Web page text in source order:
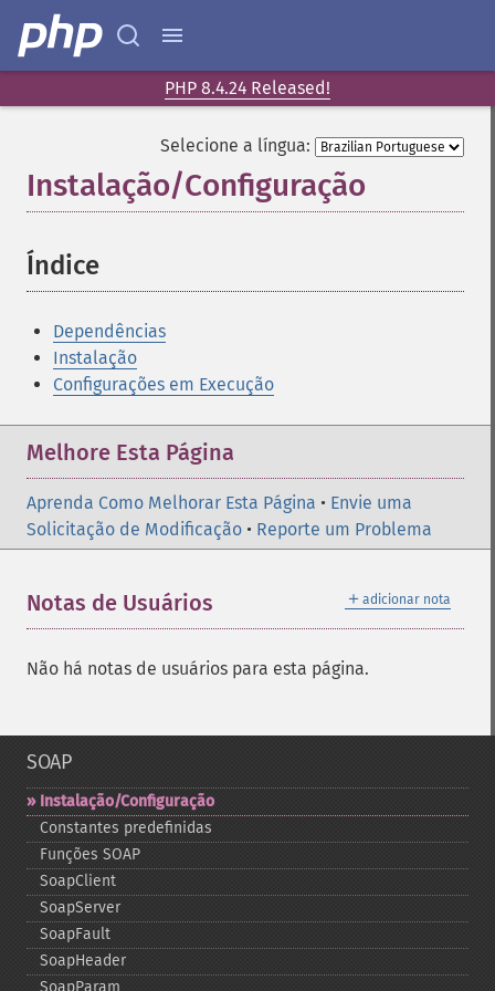
PHP 8.4.24 Released!
Selecione a língua:
Instalação/Configuração
Índice
Dependências
Instalação
Configurações em Execução
Melhore Esta Página
Aprenda Como Melhorar Esta Página • Envie uma
Solicitação de Modificação • Reporte um Problema
＋ adicionar nota
Notas de Usuários
Não há notas de usuários para esta página.
SOAP
Instalação/Configuração
Constantes predefinidas
Funções SOAP
SoapClient
SoapServer
SoapFault
SoapHeader
SoapParam